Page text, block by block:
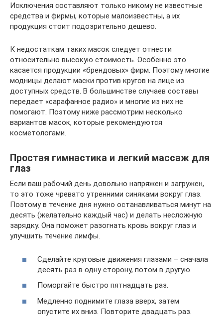
Исключения составляют только никому не известные
средства и фирмы, которые малоизвестны, а их
продукция стоит подозрительно дешево.
К недостаткам таких масок следует отнести
относительно высокую стоимость. Особенно это
касается продукции «брендовых» фирм. Поэтому многие
модницы делают маски против кругов на лице из
доступных средств. В большинстве случаев составы
передает «сарафанное радио» и многие из них не
помогают. Поэтому ниже рассмотрим несколько
вариантов масок, которые рекомендуются
косметологами.
Простая гимнастика и легкий массаж для
глаз
Если ваш рабочий день довольно напряжен и загружен,
то это тоже чревато утренними синяками вокруг глаз.
Поэтому в течение дня нужно останавливаться минут на
десять (желательно каждый час) и делать несложную
зарядку. Она поможет разогнать кровь вокруг глаз и
улучшить течение лимфы.
Сделайте круговые движения глазами – сначала
десять раз в одну сторону, потом в другую.
Поморгайте быстро пятнадцать раз.
Медленно поднимите глаза вверх, затем
опустите их вниз. Повторите двадцать раз.